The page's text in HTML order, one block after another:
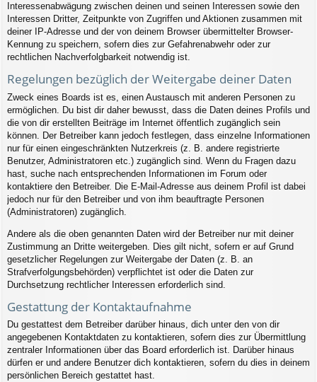
Interessenabwägung zwischen deinen und seinen Interessen sowie den
Interessen Dritter, Zeitpunkte von Zugriffen und Aktionen zusammen mit
deiner IP-Adresse und der von deinem Browser übermittelter Browser-
Kennung zu speichern, sofern dies zur Gefahrenabwehr oder zur
rechtlichen Nachverfolgbarkeit notwendig ist.
Regelungen bezüglich der Weitergabe deiner Daten
Zweck eines Boards ist es, einen Austausch mit anderen Personen zu
ermöglichen. Du bist dir daher bewusst, dass die Daten deines Profils und
die von dir erstellten Beiträge im Internet öffentlich zugänglich sein
können. Der Betreiber kann jedoch festlegen, dass einzelne Informationen
nur für einen eingeschränkten Nutzerkreis (z. B. andere registrierte
Benutzer, Administratoren etc.) zugänglich sind. Wenn du Fragen dazu
hast, suche nach entsprechenden Informationen im Forum oder
kontaktiere den Betreiber. Die E-Mail-Adresse aus deinem Profil ist dabei
jedoch nur für den Betreiber und von ihm beauftragte Personen
(Administratoren) zugänglich.
Andere als die oben genannten Daten wird der Betreiber nur mit deiner
Zustimmung an Dritte weitergeben. Dies gilt nicht, sofern er auf Grund
gesetzlicher Regelungen zur Weitergabe der Daten (z. B. an
Strafverfolgungsbehörden) verpflichtet ist oder die Daten zur
Durchsetzung rechtlicher Interessen erforderlich sind.
Gestattung der Kontaktaufnahme
Du gestattest dem Betreiber darüber hinaus, dich unter den von dir
angegebenen Kontaktdaten zu kontaktieren, sofern dies zur Übermittlung
zentraler Informationen über das Board erforderlich ist. Darüber hinaus
dürfen er und andere Benutzer dich kontaktieren, sofern du dies in deinem
persönlichen Bereich gestattet hast.